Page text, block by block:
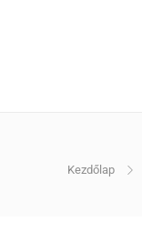
Kezdőlap